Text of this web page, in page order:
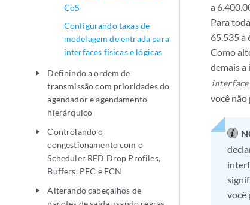
CoS
Configurando taxas de
modelagem de entrada para
interfaces físicas e lógicas
play_arrow
Definindo a ordem de
transmissão com prioridades do
agendador e agendamento
hierárquico
play_arrow
Controlando o
congestionamento com o
Scheduler RED Drop Profiles,
Buffers, PFC e ECN
play_arrow
Alterando cabeçalhos de
a
Para
65.535 a
Como
demais a
interface-
você
você